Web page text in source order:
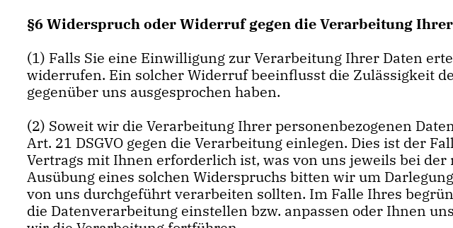
§6 Widerspruch oder Widerruf gegen die Verarbeitung
(1) Falls Sie eine Einwilligung zur Verarbeitung Ihrer Daten
widerrufen. Ein solcher Widerruf beeinflusst die Zulässigkeit
gegenüber uns ausgesprochen haben.
(2) Soweit wir die Verarbeitung Ihrer personenbezogenen
Art. 21 DSGVO gegen die Verarbeitung einlegen. Dies ist der
Vertrags mit Ihnen erforderlich ist, was von uns jeweils bei
Ausübung eines solchen Widerspruchs bitten wir um
von uns durchgeführt verarbeiten sollten. Im Falle Ihres
die Datenverarbeitung einstellen bzw. anpassen oder Ihnen